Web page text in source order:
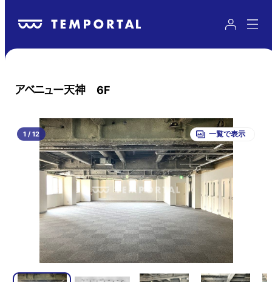
アベニュー天神 6F
1 / 12 一覧で表示